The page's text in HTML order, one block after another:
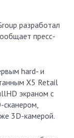
пресс-
hard- и
X5 Retail
экраном с
сканером,
3D-камерой.